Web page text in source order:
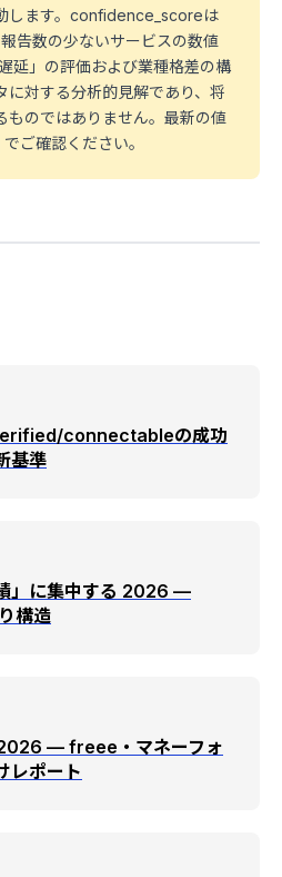
します。confidence_scoreは
告数の少ないサービスの数値
延」の評価および業種格差の構
に対する分析的見解であり、将
ものではありません。最新の値
でご確認ください。
connectableの成功
基準
」に集中する 2026 —
構造
— freee・マネーフォ
レポート